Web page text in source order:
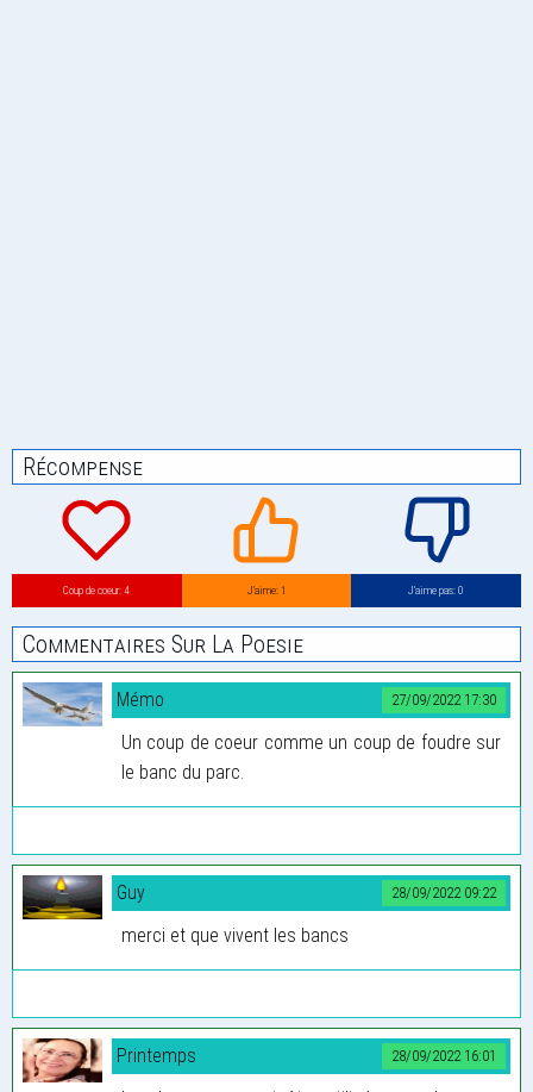
Récompense
Coup de coeur: 4 J’aime: 1 J’aime pas: 0
Commentaires Sur La Poesie
27/09/2022 17:30
Mémo
Un coup de coeur comme un coup de foudre sur
le banc du parc.
28/09/2022 09:22
Guy
merci et que vivent les bancs
28/09/2022 16:01
Printemps